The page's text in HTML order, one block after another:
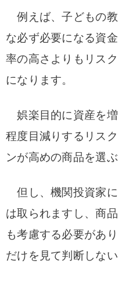
例えば、子どもの
な必ず必要になる資
率の高さよりもリス
になります。
娯楽目的に資産を
程度目減りするリス
ンが高めの商品を選
但し、機関投資家
は取られますし、商
も考慮する必要があ
だけを見て判断しな